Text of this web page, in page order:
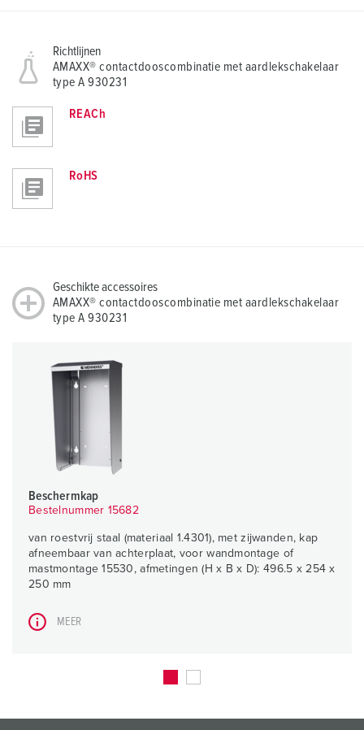
Richtlijnen
AMAXX® contactdooscombinatie met aardlekschakelaar
type A 930231
REACh
RoHS
Geschikte accessoires
AMAXX® contactdooscombinatie met aardlekschakelaar
type A 930231
Beschermkap
Bestelnummer 15682
van roestvrij staal (materiaal 1.4301), met zijwanden, kap
afneembaar van achterplaat, voor wandmontage of
mastmontage 15530, afmetingen (H x B x D): 496.5 x 254 x
250 mm
MEER